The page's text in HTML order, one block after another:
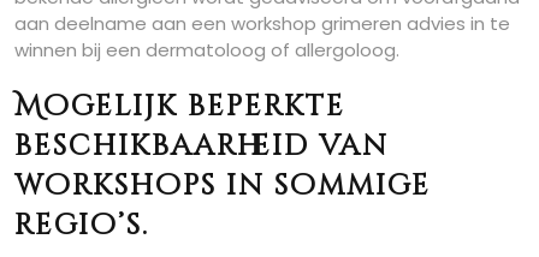
aan deelname aan een workshop grimeren advies in te
winnen bij een dermatoloog of allergoloog.
Mogelijk beperkte
beschikbaarheid van
workshops in sommige
regio’s.